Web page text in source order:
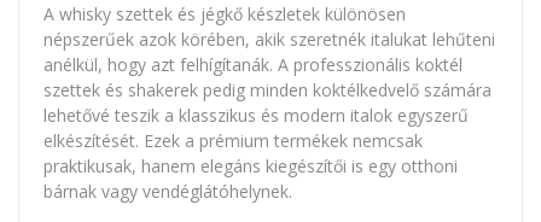
A whisky szettek és jégkő készletek különösen
népszerűek azok körében, akik szeretnék italukat lehűteni
anélkül, hogy azt felhígítanák. A professzionális koktél
szettek és shakerek pedig minden koktélkedvelő számára
lehetővé teszik a klasszikus és modern italok egyszerű
elkészítését. Ezek a prémium termékek nemcsak
praktikusak, hanem elegáns kiegészítői is egy otthoni
bárnak vagy vendéglátóhelynek.